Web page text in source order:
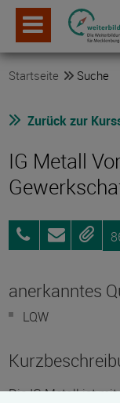
Startseite Suche
Zurück zur
IG Metall
069
6693
AnfragenMerken
anerkanntes
LQW
Die IG Metall ist